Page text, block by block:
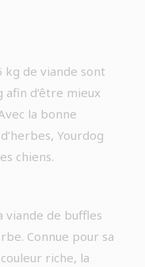
kg de viande sont
afin d’être mieux
la bonne
Yourdog
chiens.
viande de buffles
Connue pour sa
riche, la